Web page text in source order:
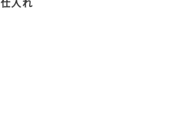
仕入れ